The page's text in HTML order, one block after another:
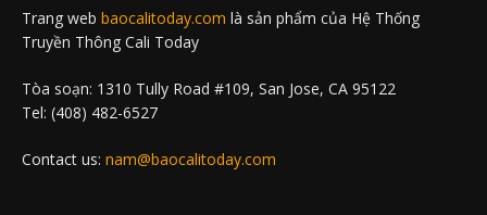
Trang web baocalitoday.com là sản phẩm của Hệ Thống
Truyền Thông Cali Today
Tòa soạn: 1310 Tully Road #109, San Jose, CA 95122
Tel: (408) 482-6527
Contact us: nam@baocalitoday.com